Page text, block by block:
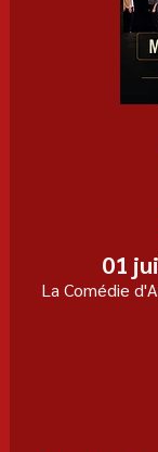
01
La Comédie